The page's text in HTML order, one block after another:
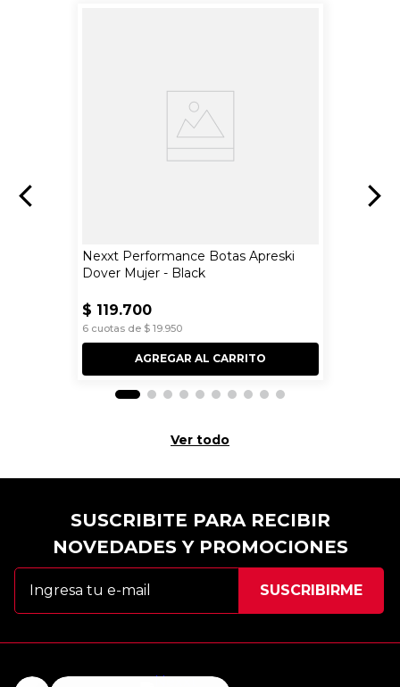
Nexxt Performance Botas Apreski
Dover Mujer - Black
$ 119.700
6cuotas de $ 19.950
AGREGAR AL CARRITO
Ver todo
SUSCRIBITE PARA RECIBIR
NOVEDADES Y PROMOCIONES